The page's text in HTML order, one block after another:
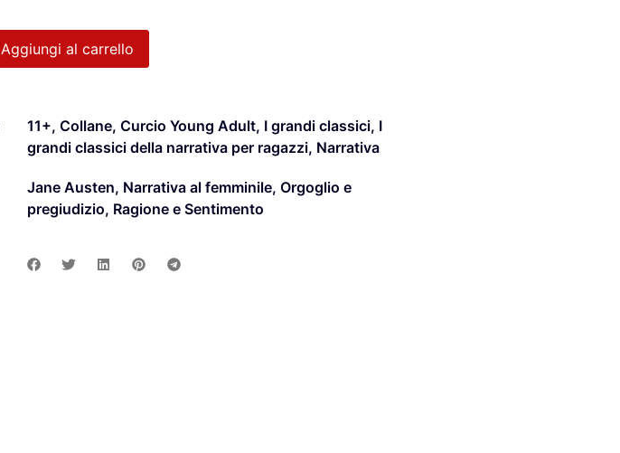
Aggiungi al carrello
11+, Collane, Curcio Young Adult, I grandi classici, I
grandi classici della narrativa per ragazzi, Narrativa
Jane Austen, Narrativa al femminile, Orgoglio e
pregiudizio, Ragione e Sentimento